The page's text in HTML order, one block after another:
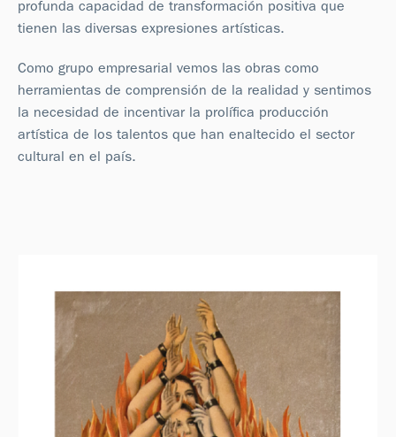
profunda capacidad de transformación positiva que
tienen las diversas expresiones artísticas.
Como grupo empresarial vemos las obras como
herramientas de comprensión de la realidad y sentimos
la necesidad de incentivar la prolífica producción
artística de los talentos que han enaltecido el sector
cultural en el país.